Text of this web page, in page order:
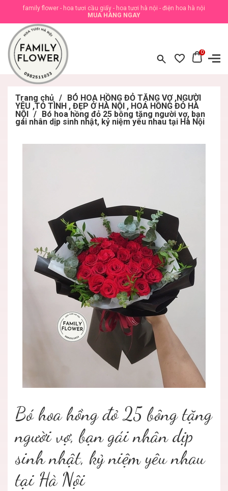
family flower - hoa tươi cầu giấy - hoa tươi hà nội - điện hoa hà nội
MUA HÀNG NGAY
0
Trang chủ / BÓ HOA HỒNG ĐỎ TẶNG VỢ ,NGƯỜI
YÊU ,TỎ TÌNH , ĐẸP Ở HÀ NỘI , HOA HỒNG ĐỎ HÀ
NỘI / Bó hoa hồng đỏ 25 bông tặng người vợ, bạn
gái nhân dịp sinh nhật, kỷ niệm yêu nhau tại Hà Nội
Bó hoa hồng đỏ 25 bông tặng
người vợ, bạn gái nhân dịp
sinh nhật, kỷ niệm yêu nhau
tại Hà Nội